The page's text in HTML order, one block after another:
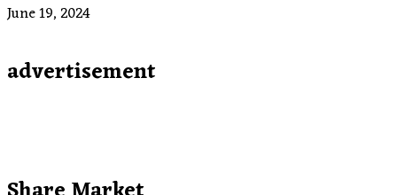
June 19, 2024
advertisement